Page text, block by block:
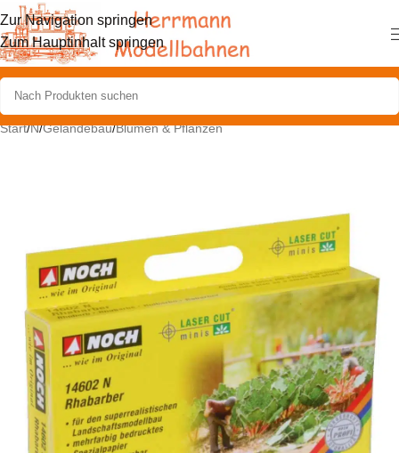
Zur Navigation springen
Zum Hauptinhalt springen
Start/N/Geländebau/Blumen & Pflanzen